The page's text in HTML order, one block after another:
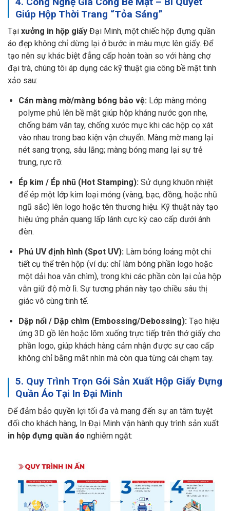
Giúp Hộp Thời Trang “Tỏa Sáng”
Tại xưởng in hộp giấy Đại Minh, một chiếc hộp đựng quần
áo đẹp không chỉ dừng lại ở bước in màu mực lên giấy. Để
tạo nên sự khác biệt đẳng cấp hoàn toàn so với hàng chợ
đại trà, chúng tôi áp dụng các kỹ thuật gia công bề mặt tinh
xảo sau:
Cán màng mờ/màng bóng bảo vệ:Lớp màng mỏng
polyme phủ lên bề mặt giúp hộp kháng nước gọn nhẹ,
chống bám vân tay, chống xước mực khi các hộp cọ xát
vào nhau trong bao kiện vận chuyển. Màng mờ mang lại
nét sang trọng, sâu lắng; màng bóng mang lại sự trẻ
trung, rực rỡ.
Ép kim / Ép nhũ (Hot Stamping):Sử dụng khuôn nhiệt
để ép một lớp kim loại mỏng (vàng, bạc, đồng, hoặc nhũ
ngũ sắc) lên logo hoặc tên thương hiệu. Kỹ thuật này tạo
hiệu ứng phản quang lấp lánh cực kỳ cao cấp dưới ánh
đèn.
Phủ UV định hình (Spot UV):Làm bóng loáng một chi
tiết cụ thể trên hộp (ví dụ: chỉ làm bóng phần logo hoặc
một dải hoa văn chìm), trong khi các phần còn lại của hộp
vẫn giữ độ mờ lì. Sự tương phản này tạo chiều sâu thị
giác vô cùng tinh tế.
Dập nổi / Dập chìm (Embossing/Debossing):Tạo hiệu
ứng 3D gồ lên hoặc lõm xuống trực tiếp trên thớ giấy cho
phần logo, giúp khách hàng cảm nhận được sự cao cấp
không chỉ bằng mắt nhìn mà còn qua từng cái chạm tay.
5. Quy Trình Trọn Gói Sản Xuất Hộp Giấy Đựng
Quần Áo Tại In Đại Minh
Để đảm bảo quyền lợi tối đa và mang đến sự an tâm tuyệt
đối cho khách hàng, In Đại Minh vận hành quy trình sản xuất
in hộp đựng quần áo nghiêm ngặt: